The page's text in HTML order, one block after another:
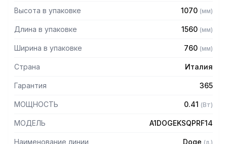
Высота в упаковке 1070 (мм)
Длина в упаковке 1560 (мм)
Ширина в упаковке 760 (мм)
Страна Италия
Гарантия 365
МОЩНОСТЬ 0.41 (Вт)
МОДЕЛЬ A1DOGEKSQPRF14
Наименование линии Doge (л.)